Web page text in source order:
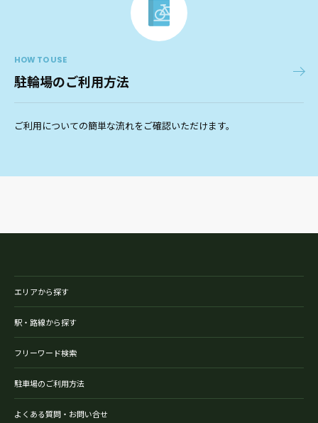
HOW TO USE
駐輪場のご利用方法
ご利用についての簡単な流れをご確認いただけます。
エリアから探す
駅・路線から探す
フリーワード検索
駐車場のご利用方法
よくある質問・お問い合せ